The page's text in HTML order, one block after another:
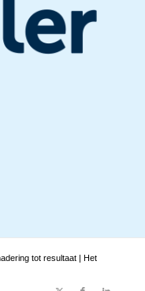
tot resultaat | Het